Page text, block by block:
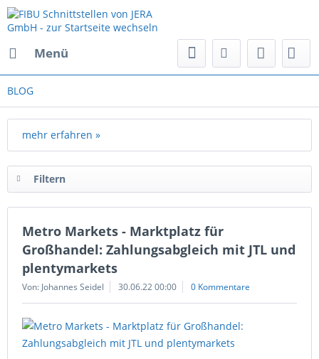
Menü
BLOG
mehr erfahren »
Filtern
Metro Markets - Marktplatz für
Großhandel: Zahlungsabgleich mit JTL und
plentymarkets
Von: Johannes Seidel 30.06.22 00:00 0 Kommentare